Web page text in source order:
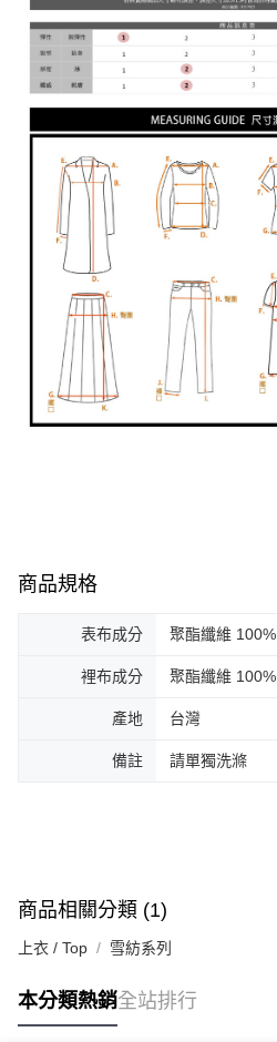
商品規格
表布成分 聚酯纖維 100%
裡布成分 聚酯纖維 100%
產地 台灣
備註 請單獨洗滌
商品相關分類 (1)
上衣 / Top 雪紡系列
本分類熱銷全站排行